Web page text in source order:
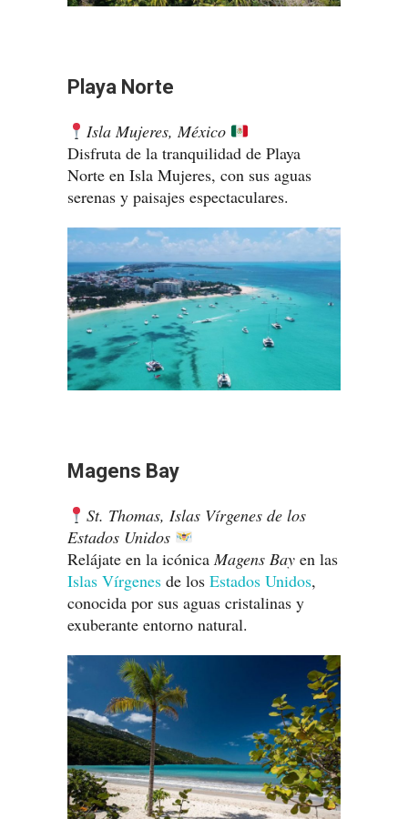
Playa Norte
Isla Mujeres, México
Disfruta de la tranquilidad de Playa
Norte en Isla Mujeres, con sus aguas
serenas y paisajes espectaculares.
Magens Bay
St. Thomas, Islas Vírgenes de los
Estados Unidos
Relájate en la icónicaMagens Bay en las
Islas Vírgenes de los Estados Unidos,
conocida por sus aguas cristalinas y
exuberante entorno natural.